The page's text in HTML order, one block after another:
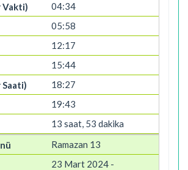
04:34
05:58
12:17
15:44
18:27
19:43
13 saat, 53 dakika
Ramazan 13
23 Mart 2024 -